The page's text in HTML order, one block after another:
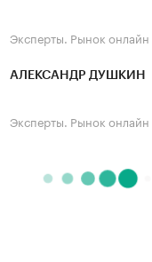
Эксперты. Рынок онлайн
АЛЕКСАНДР ДУШКИН
Эксперты. Рынок онлайн